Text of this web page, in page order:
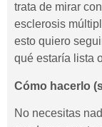
trata de mirar
esclerosis
esto quiero
qué estaría lista
Cómo hacerlo
No necesitas